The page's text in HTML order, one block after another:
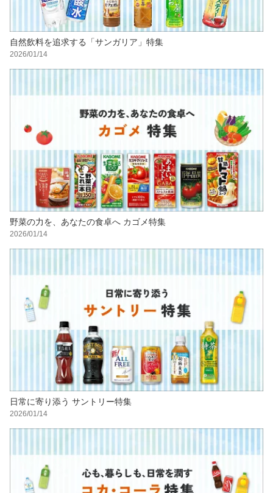
自然飲料を追求する「サンガリア」特集
2026/01/14
野菜の力を、あなたの食卓へ カゴメ特集
2026/01/14
日常に寄り添う サントリー特集
2026/01/14